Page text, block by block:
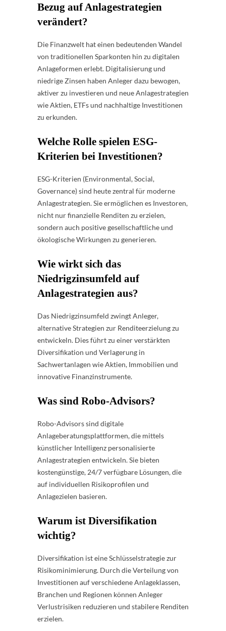
Bezug auf Anlagestrategien
verändert?
Die Finanzwelt hat einen bedeutenden Wandel
von traditionellen Sparkonten hin zu digitalen
Anlageformen erlebt. Digitalisierung und
niedrige Zinsen haben Anleger dazu bewogen,
aktiver zu investieren und neue Anlagestrategien
wie Aktien, ETFs und nachhaltige Investitionen
zu erkunden.
Welche Rolle spielen ESG-
Kriterien bei Investitionen?
ESG-Kriterien (Environmental, Social,
Governance) sind heute zentral für moderne
Anlagestrategien. Sie ermöglichen es Investoren,
nicht nur finanzielle Renditen zu erzielen,
sondern auch positive gesellschaftliche und
ökologische Wirkungen zu generieren.
Wie wirkt sich das
Niedrigzinsumfeld auf
Anlagestrategien aus?
Das Niedrigzinsumfeld zwingt Anleger,
alternative Strategien zur Renditeerzielung zu
entwickeln. Dies führt zu einer verstärkten
Diversifikation und Verlagerung in
Sachwertanlagen wie Aktien, Immobilien und
innovative Finanzinstrumente.
Was sind Robo-Advisors?
Robo-Advisors sind digitale
Anlageberatungsplattformen, die mittels
künstlicher Intelligenz personalisierte
Anlagestrategien entwickeln. Sie bieten
kostengünstige, 24/7 verfügbare Lösungen, die
auf individuellen Risikoprofilen und
Anlagezielen basieren.
Warum ist Diversifikation
wichtig?
Diversifikation ist eine Schlüsselstrategie zur
Risikominimierung. Durch die Verteilung von
Investitionen auf verschiedene Anlageklassen,
Branchen und Regionen können Anleger
Verlustrisiken reduzieren und stabilere Renditen
erzielen.